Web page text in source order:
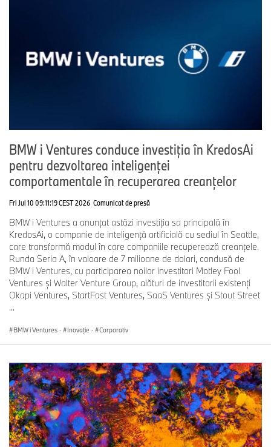
BMW i Ventures conduce investiția în KredosAi
pentru dezvoltarea inteligenței
comportamentale în recuperarea creanţelor
Fri Jul 10 09:11:19 CEST 2026 Comunicat de presă
BMW i Ventures a anunțat astăzi investiția sa principală în
KredosAi, o companie de inteligență artificială cu sediul în Seattle,
care transformă modul în care companiile recuperează creanţele.
Runda Seria A, în valoare de 7 milioane de dolari, condusă de
BMW i Ventures, cu participarea noilor investitori Motley Fool
Ventures și Walter Venture Group, alături de investitorii existenți
Okapi Ventures, StartFast Ventures, SaaS Ventures și Stout Street
...
BMW i Ventures · Inovaţie · Corporativ